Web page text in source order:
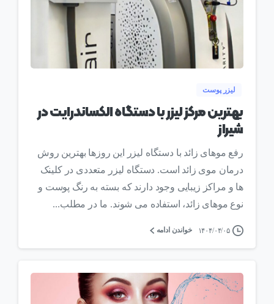
لیزر پوست
بهترین مرکز لیزر با دستگاه الکساندرایت در
شیراز
رفع موهای زائد با دستگاه لیزر این روزها بهترین روش
درمان موی زائد است. دستگاه لیزر متعددی در کلینک
ها و مراکز زیبایی وجود دارند که بسته به رنگ پوست و
نوع موهای زائد، استفاده می شوند. ما در مطلب...
۱۴۰۴/۰۴/۰۵ خواندن ادامه